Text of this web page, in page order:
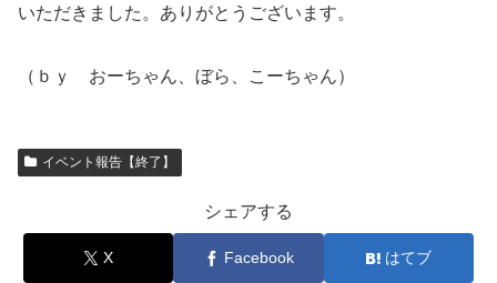
いただきました。ありがとうございます。
（ｂｙ おーちゃん、ぼら、こーちゃん）
イベント報告【終了】
シェアする
X Facebook はてブ